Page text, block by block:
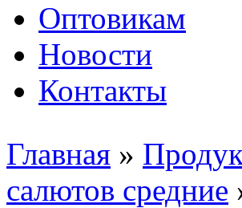
Оптовикам
Новости
Контакты
Главная »
салютов средние